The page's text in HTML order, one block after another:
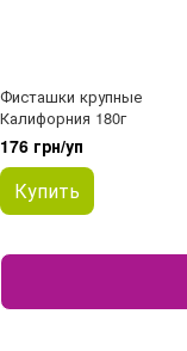
Фисташки крупные
Калифорния 180г
176 грн/уп
Купить